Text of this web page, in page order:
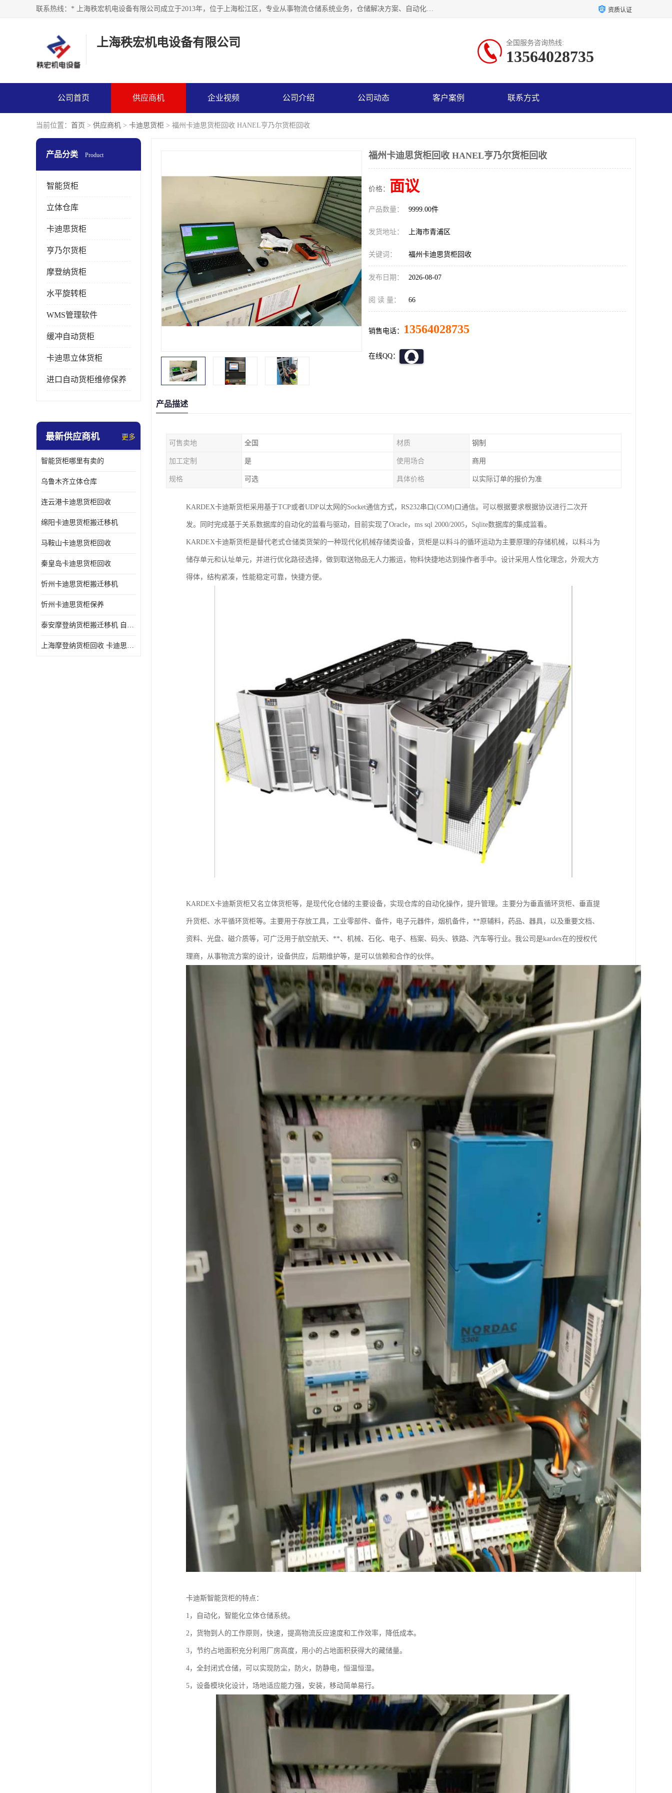
联系热线：* 上海秩宏机电设备有限公司成立于2013年，位于上海松江区，专业从事物流仓储系统业务，仓储解决方案、自动化仓储设备、自动货柜、立体货柜等。 资质认证
上海秩宏机电设备有限公司 全国服务咨询热线:
13564028735
公司首页 供应商机 企业视频 公司介绍 公司动态 客户案例 联系方式
当前位置： 首页 > 供应商机 > 卡迪思货柜 > 福州卡迪思货柜回收 HANEL亨乃尔货柜回收
产品分类 Product
智能货柜
立体仓库
卡迪思货柜
亨乃尔货柜
摩登纳货柜
水平旋转柜
WMS管理软件
缓冲自动货柜
卡迪思立体货柜
进口自动货柜维修保养
最新供应商机 更多
智能货柜哪里有卖的
乌鲁木齐立体仓库
连云港卡迪思货柜回收
绵阳卡迪思货柜搬迁移机
马鞍山卡迪思货柜回收
秦皇岛卡迪思货柜回收
忻州卡迪思货柜搬迁移机
忻州卡迪思货柜保养
泰安摩登纳货柜搬迁移机 自动立体仓储货柜回收
上海摩登纳货柜回收 卡迪思货柜回收
福州卡迪思货柜回收 HANEL亨乃尔货柜回收
价格： 面议
产品数量： 9999.00件
发货地址： 上海市青浦区
关键词： 福州卡迪思货柜回收
发布日期： 2026-08-07
阅 读 量： 66
销售电话： 13564028735
在线QQ：
产品描述
可售卖地 全国 材质 钢制
加工定制 是 使用场合 商用
规格 可选 具体价格 以实际订单的报价为准
KARDEX卡迪斯货柜采用基于TCP或者UDP以太网的Socket通信方式，RS232串口(COM)口通信。可以根据要求根据协议进行二次开
发。同时完成基于关系数据库的自动化的监看与驱动，目前实现了Oracle，ms sql 2000/2005，Sqlite数据库的集成监看。
KARDEX卡迪斯货柜是替代老式仓储类货架的一种现代化机械存储类设备，货柜是以料斗的循环运动为主要原理的存储机械，以料斗为
储存单元和认址单元，并进行优化路径选择，做到取送物品无人力搬运，物料快捷地达到操作者手中。设计采用人性化理念，外观大方
得体，结构紧凑，性能稳定可靠，快捷方便。
KARDEX卡迪斯货柜又名立体货柜等，是现代化仓储的主要设备，实现仓库的自动化操作，提升管理。主要分为垂直循环货柜、垂直提
升货柜、水平循环货柜等。主要用于存放工具，工业零部件、备件，电子元器件，烟机备件，**原辅料，药品、器具，以及重要文档、
资料、光盘、磁介质等，可广泛用于航空航天、**、机械、石化、电子、档案、码头、铁路、汽车等行业。我公司是kardex在的授权代
理商，从事物流方案的设计，设备供应，后期维护等，是可以信赖和合作的伙伴。
卡迪斯智能货柜的特点：
1，自动化，智能化立体仓储系统。
2，货物到人的工作原则，快速，提高物流反应速度和工作效率，降低成本。
3，节约占地面积充分利用厂房高度，用小的占地面积获得大的藏储量。
4，全封闭式仓储，可以实现防尘，防火，防静电，恒温恒湿。
5，设备模块化设计，场地适应能力强，安装，移动简单易行。